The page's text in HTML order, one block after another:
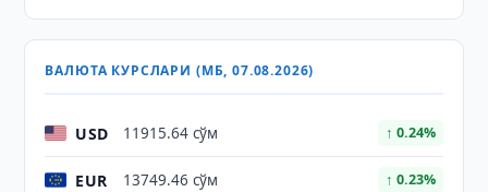
ВАЛЮТА КУРСЛАРИ (МБ, 07.08.2026)
USD 11915.64 сўм ↑ 0.24%
EUR 13749.46 сўм ↑ 0.23%